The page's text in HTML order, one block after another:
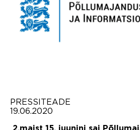
PRESSITEADE
19.06.2020
2.maist 15. juunini sai